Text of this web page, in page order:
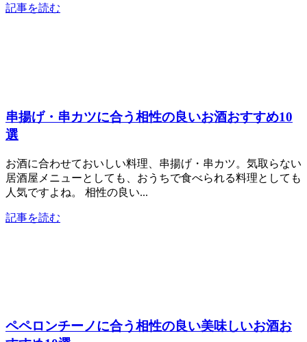
記事を読む
串揚げ・串カツに合う相性の良いお酒おすすめ10
選
お酒に合わせておいしい料理、串揚げ・串カツ。気取らない
居酒屋メニューとしても、おうちで食べられる料理としても
人気ですよね。 相性の良い...
記事を読む
ペペロンチーノに合う相性の良い美味しいお酒お